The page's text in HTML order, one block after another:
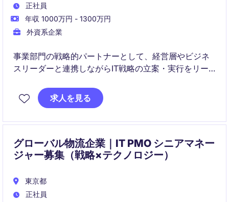
正社員
年収 1000万円 - 1300万円
外資系企業
事業部門の戦略的パートナーとして、経営層やビジネ
スリーダーと連携しながらIT戦略の立案・実行をリー
業務課題の解決、システム導入、サービス品質向上を
求人を見る
グローバル物流企業｜IT PMO シニアマネー
ジャー募集（戦略×テクノロジー）
東京都
正社員